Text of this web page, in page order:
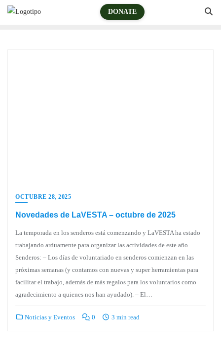
DONATE
OCTUBRE 28, 2025
Novedades de LaVESTA – octubre de 2025
La temporada en los senderos está comenzando y LaVESTA ha estado
trabajando arduamente para organizar las actividades de este año
Senderos: – Los días de voluntariado en senderos comienzan en las
próximas semanas (y contamos con nuevas y super herramientas para
facilitar el trabajo, además de más regalos para los voluntarios como
agradecimiento a quienes nos han ayudado). – El…
Noticias y Eventos 0 3 min read